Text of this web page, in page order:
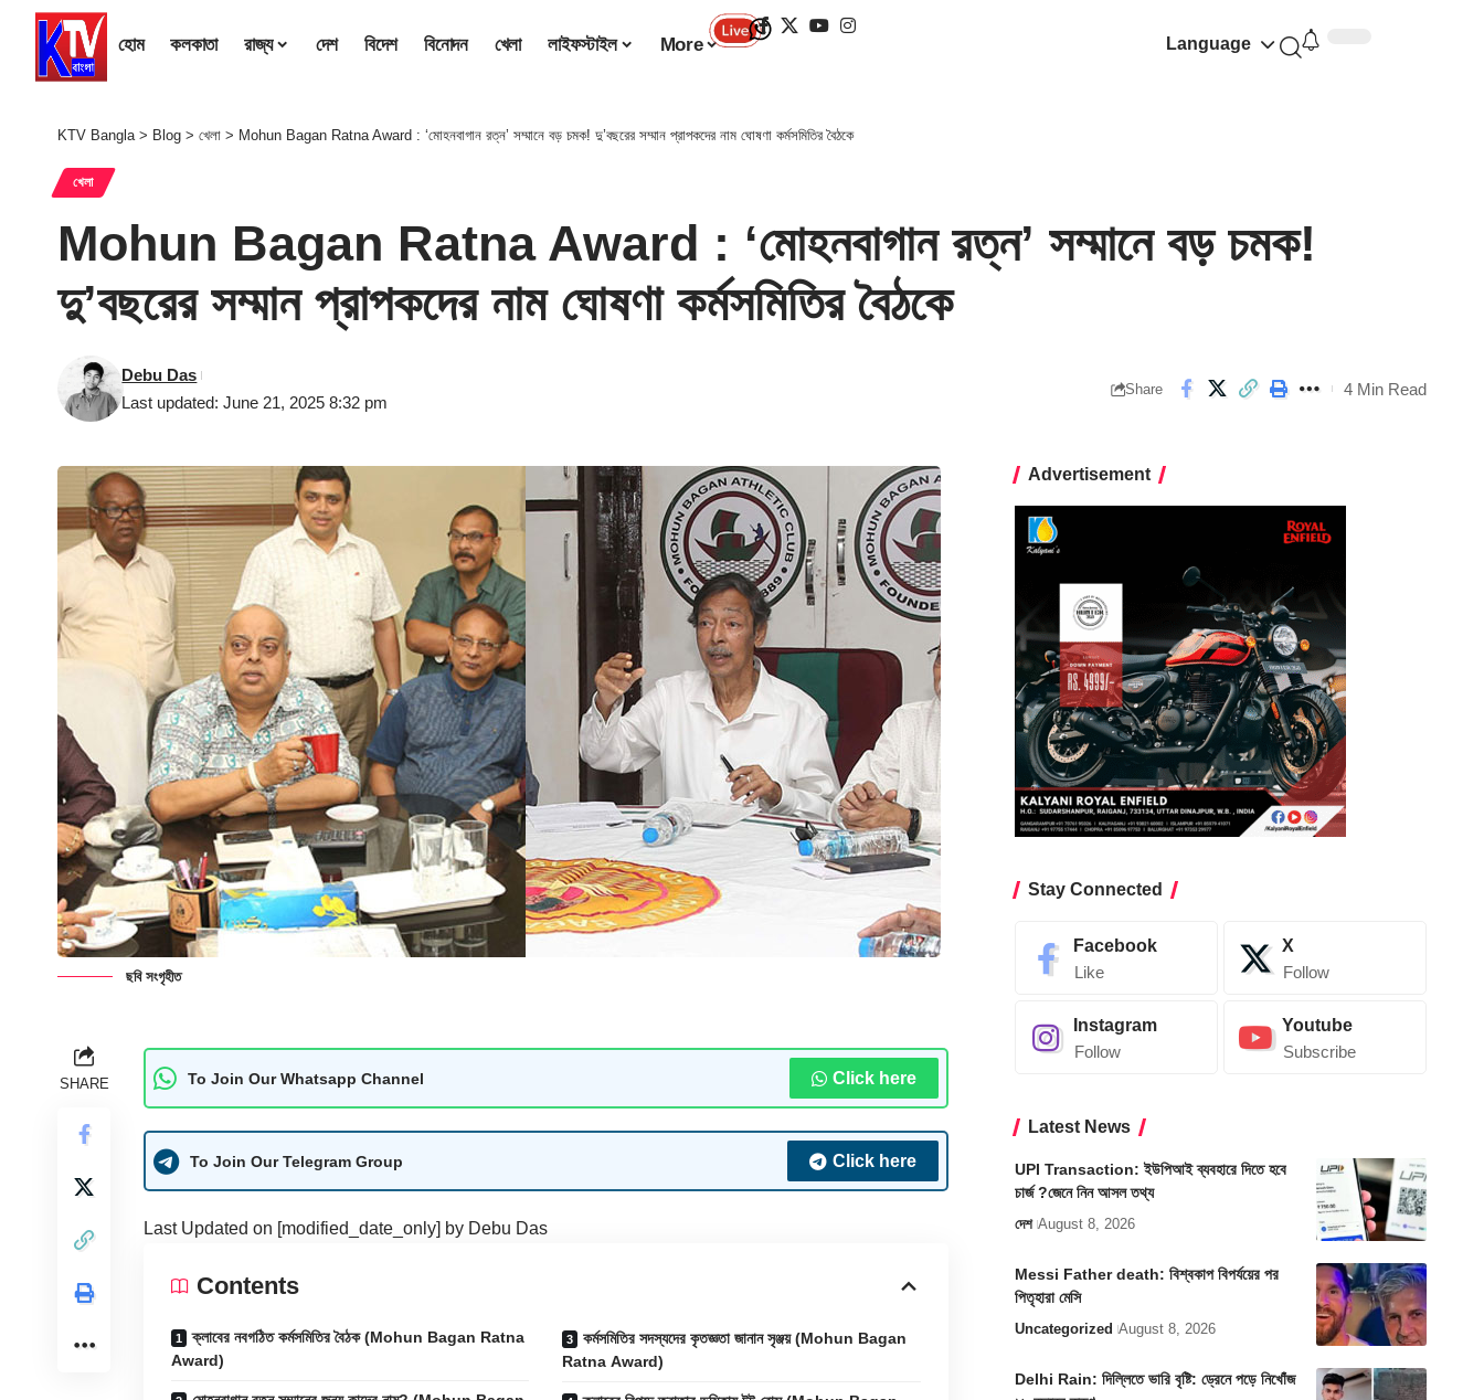
হোম কলকাতা রাজ্য দেশ বিদেশ বিনোদন খেলা লাইফস্টাইল More Language
KTV Bangla> Blog > খেলা > Mohun Bagan Ratna Award : ‘মোহনবাগান রত্ন’ সম্মানে বড় চমক! দু’বছরের সম্মান প্রাপকদের নাম ঘোষণা কর্মসমিতির বৈঠকে
খেলা
Mohun Bagan Ratna Award : ‘মোহনবাগান রত্ন’ সম্মানে বড় চমক!
দু’বছরের সম্মান প্রাপকদের নাম ঘোষণা কর্মসমিতির বৈঠকে
Last updated: June 21, 2025 8:32 pm
Debu Das
Share 4 Min Read
ছবি সংগৃহীত
SHARE To Join Our Whatsapp Channel Click here
To Join Our Telegram Group Click here
Last Updated on [modified_date_only] by Debu Das
Contents
ক্লাবের নবগঠিত কর্মসমিতির বৈঠক (Mohun Bagan Ratna
Award)
কর্মসমিতির সদস্যদের কৃতজ্ঞতা জানান সৃঞ্জয় (Mohun Bagan
Ratna Award)
Advertisement
Stay Connected
Facebook
Like
X
Follow
Instagram
Follow
Youtube
Subscribe
Latest News
UPI Transaction: ইউপিআই ব্যবহারে দিতে হবে
চার্জ ?জেনে নিন আসল তথ্য
দেশ August 8, 2026
Messi Father death: বিশ্বকাপ বিপর্যয়ের পর
পিতৃহারা মেসি
Uncategorized August 8, 2026
Delhi Rain: দিল্লিতে ভারি বৃষ্টি: ড্রেনে পড়ে নিখোঁজ